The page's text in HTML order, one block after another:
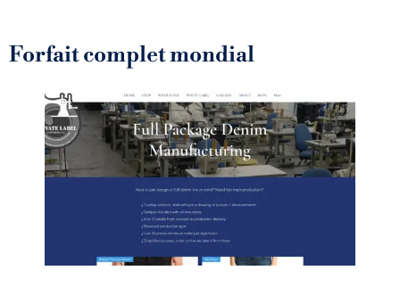
Forfait complet mondial